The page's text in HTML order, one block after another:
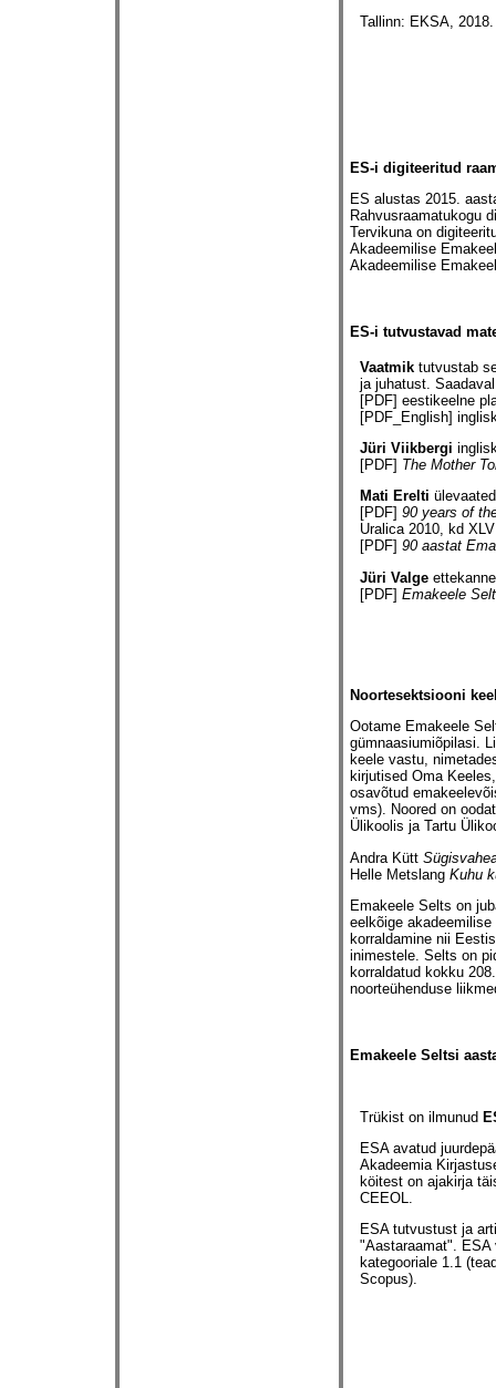
Tallinn: EKSA, 2018.
ES-i digiteeritud
ES alustas 2015.
Rahvusraamatukogu
Tervikuna on
Akadeemilise
Akadeemilise
ES-i tutvustavad
Vaatmik tutvustab
ja juhatust.
[PDF] eestikeelne
[PDF_English]
Jüri Viikbergi
[PDF] The Mother
Mati Erelti
[PDF] 90 years of
Uralica 2010, kd
[PDF] 90 aastat
Jüri Valge
[PDF] Emakeele
Noortesektsiooni
Ootame Emakeele
gümnaasiumiõpilasi.
keele vastu,
kirjutised Oma
osavõtud
vms). Noored on
Ülikoolis ja Tartu
Andra Kütt
Helle MetslangKuhu
Emakeele Selts on
eelkõige
korraldamine nii
inimestele. Selts on
korraldatud kokku
noorteühenduse
Emakeele Seltsi
Trükist on ilmunud
ESA avatud
Akadeemia
köitest on ajakirja
CEEOL
ESA tutvustust ja
"Aastaraamat". ESA
kategooriale 1.1
Scopus).